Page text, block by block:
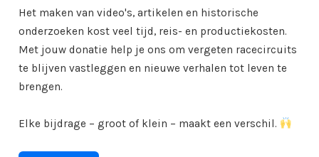
Het maken van video's, artikelen en historische
onderzoeken kost veel tijd, reis- en productiekosten.
Met jouw donatie help je ons om vergeten racecircuits
te blijven vastleggen en nieuwe verhalen tot leven te
brengen.
Elke bijdrage – groot of klein – maakt een verschil.